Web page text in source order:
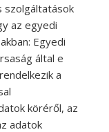
szolgáltatások
az egyedi
Egyedi
által e
a
köréről, az
adatok